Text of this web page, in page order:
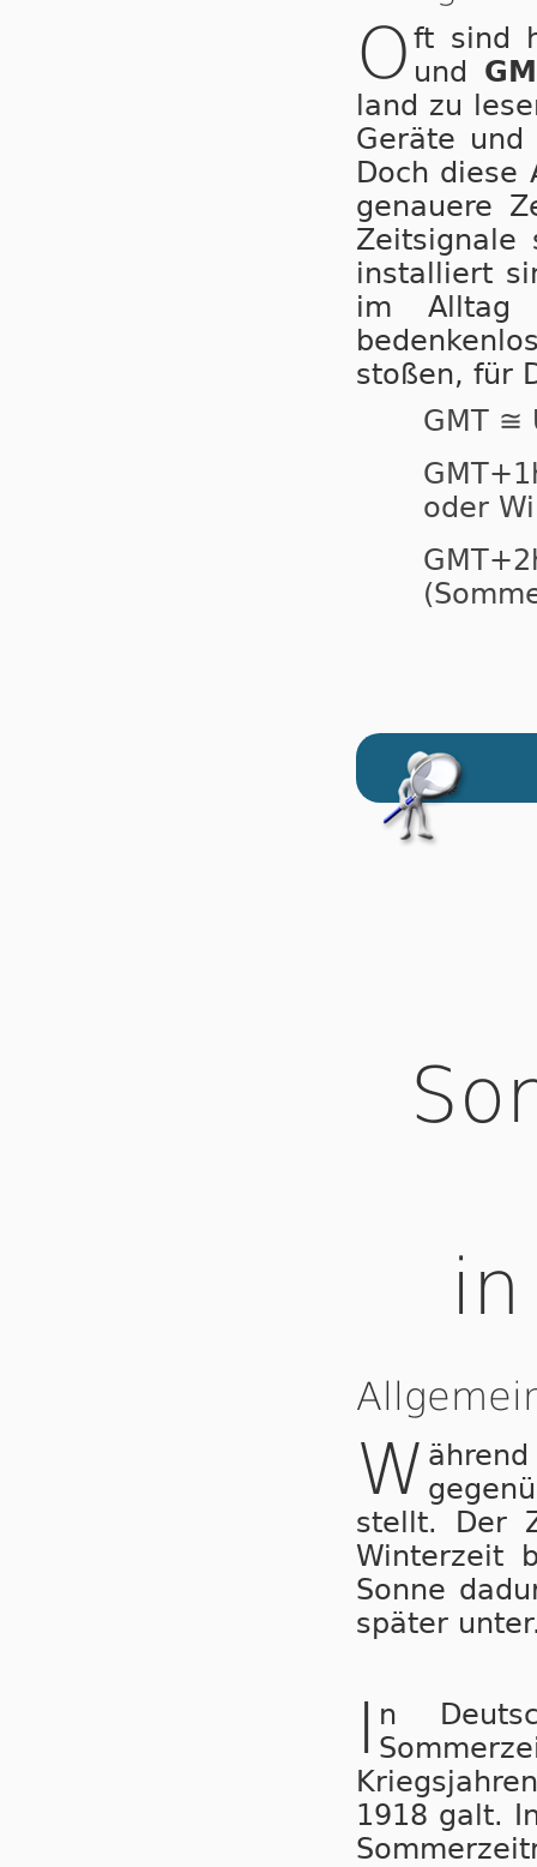
O ft sind
und
land zu
Geräte
Doch
ge­nau­e­re
Zeitsignale
installiert
im Alltag
stoßen, für
GMT ≅
oder
W
stellt. Der
Winterzeit
Sonne
später
I n
1918 galt.